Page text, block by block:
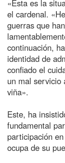
«Esta es la
el cardenal.
guerras que
continuación,
identidad de
confiado el
un mal servicio
viña».
Este, ha
fundamental
participación
ocupa de su